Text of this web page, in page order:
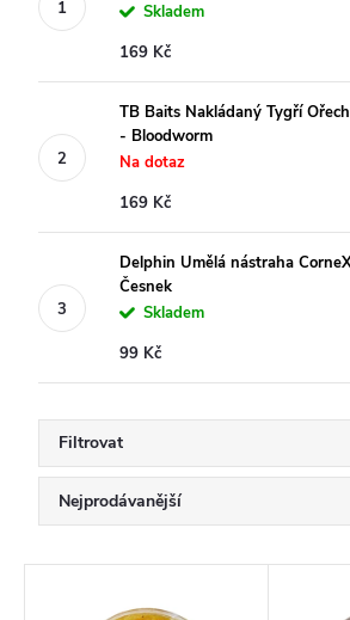
Skladem
169 Kč
TB Baits Nakládaný Tygří
- Bloodworm
Na dotaz
169 Kč
Delphin Umělá nástraha
Česnek
Skladem
99 Kč
Filtrovat
a
z
Nejprodávanější